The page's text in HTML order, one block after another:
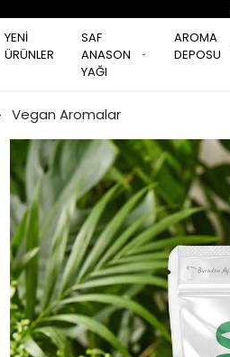
YENİ
ÜRÜNLER
SAF
ANASON
YAĞI
AROMA
DEPOSU
Vegan Aromalar